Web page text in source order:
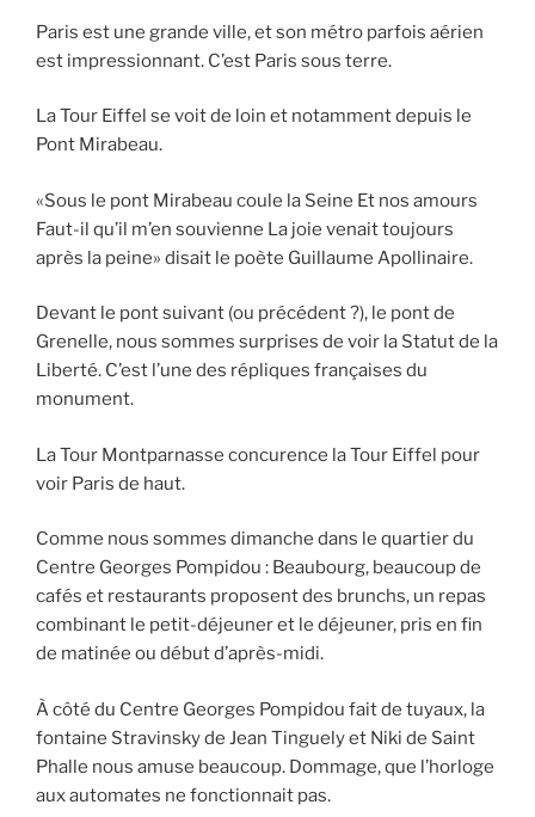
Paris est une grande ville, et son métro parfois aérien
est impressionnant. C’est Paris sous terre.
La Tour Eiffel se voit de loin et notamment depuis le
Pont Mirabeau.
«Sous le pont Mirabeau coule la Seine Et nos amours
Faut-il qu’il m’en souvienne La joie venait toujours
après la peine» disait le poète Guillaume Apollinaire.
Devant le pont suivant (ou précédent ?), le pont de
Grenelle, nous sommes surprises de voir la Statut de la
Liberté. C’est l’une des répliques françaises du
monument.
La Tour Montparnasse concurence la Tour Eiffel pour
voir Paris de haut.
Comme nous sommes dimanche dans le quartier du
Centre Georges Pompidou : Beaubourg, beaucoup de
cafés et restaurants proposent des brunchs, un repas
combinant le petit-déjeuner et le déjeuner, pris en fin
de matinée ou début d’après-midi.
À côté du Centre Georges Pompidou fait de tuyaux, la
fontaine Stravinsky de Jean Tinguely et Niki de Saint
Phalle nous amuse beaucoup. Dommage, que l’horloge
aux automates ne fonctionnait pas.